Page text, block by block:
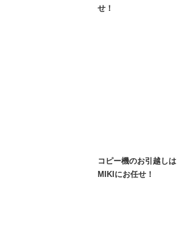
せ！
コピー機のお引越しは
MIKIにお任せ！